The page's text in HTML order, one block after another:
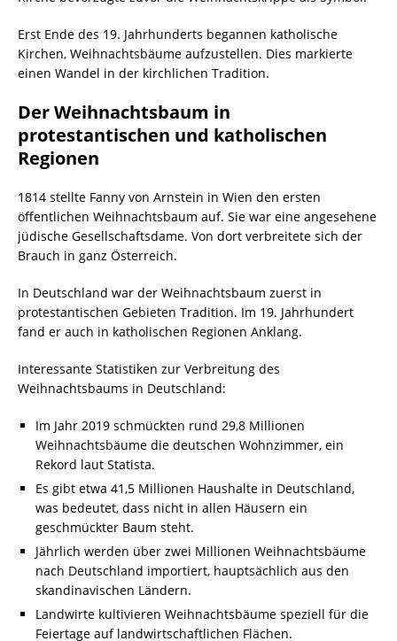
Erst Ende des 19. Jahrhunderts begannen katholische
Kirchen, Weihnachtsbäume aufzustellen. Dies markierte
einen Wandel in der kirchlichen Tradition.
Der Weihnachtsbaum in
protestantischen und katholischen
Regionen
1814 stellte Fanny von Arnstein in Wien den ersten
öffentlichen Weihnachtsbaum auf. Sie war eine angesehene
jüdische Gesellschaftsdame. Von dort verbreitete sich der
Brauch in ganz Österreich.
In Deutschland war der Weihnachtsbaum zuerst in
protestantischen Gebieten Tradition. Im 19. Jahrhundert
fand er auch in katholischen Regionen Anklang.
Interessante Statistiken zur Verbreitung des
Weihnachtsbaums in Deutschland:
Im Jahr 2019 schmückten rund 29,8 Millionen
Weihnachtsbäume die deutschen Wohnzimmer, ein
Rekord laut Statista.
Es gibt etwa 41,5 Millionen Haushalte in Deutschland,
was bedeutet, dass nicht in allen Häusern ein
geschmückter Baum steht.
Jährlich werden über zwei Millionen Weihnachtsbäume
nach Deutschland importiert, hauptsächlich aus den
skandinavischen Ländern.
Landwirte kultivieren Weihnachtsbäume speziell für die
Feiertage auf landwirtschaftlichen Flächen.